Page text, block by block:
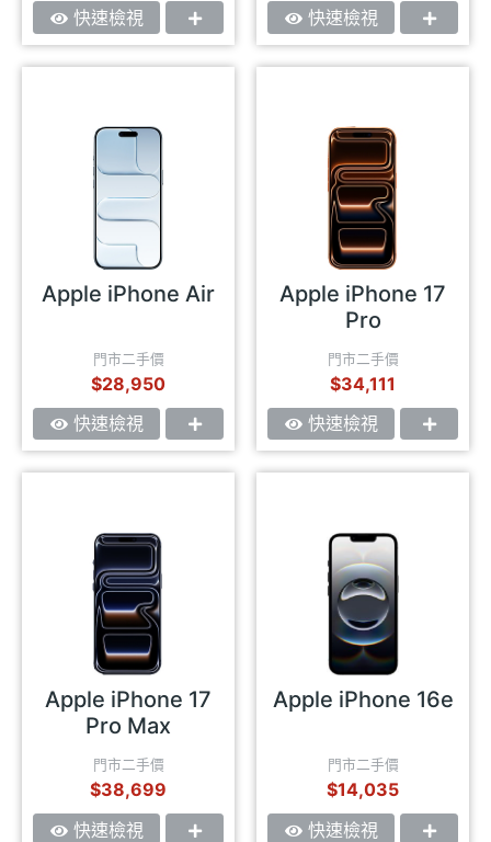
快速檢視
快速檢視
Apple iPhone Air
門市二手價
$28,950
快速檢視
Apple iPhone 17
Pro
門市二手價
$34,111
快速檢視
Apple iPhone 17
Pro Max
門市二手價
$38,699
快速檢視
Apple iPhone 16e
門市二手價
$14,035
快速檢視